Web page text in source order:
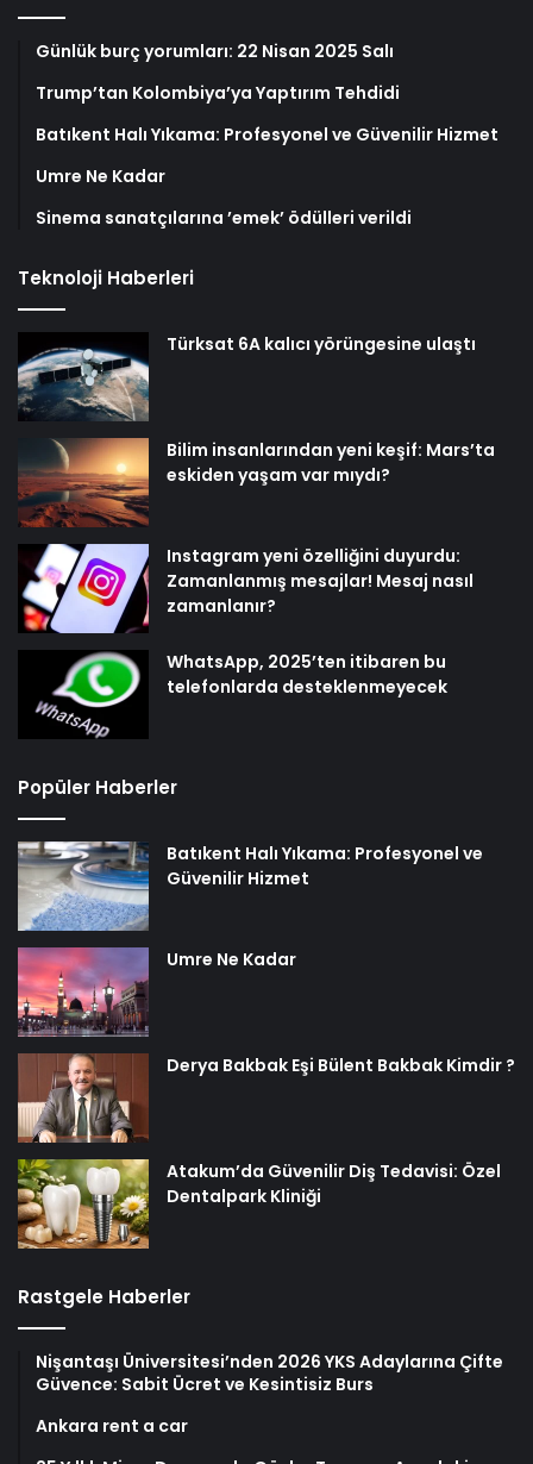
Günlük burç yorumları: 22 Nisan 2025 Salı
Trump’tan Kolombiya’ya Yaptırım Tehdidi
Batıkent Halı Yıkama: Profesyonel ve Güvenilir Hizmet
Umre Ne Kadar
Sinema sanatçılarına ’emek’ ödülleri verildi
Teknoloji Haberleri
Türksat 6A kalıcı yörüngesine ulaştı
Bilim insanlarından yeni keşif: Mars’ta
eskiden yaşam var mıydı?
Instagram yeni özelliğini duyurdu:
Zamanlanmış mesajlar! Mesaj nasıl
zamanlanır?
WhatsApp, 2025’ten itibaren bu
telefonlarda desteklenmeyecek
Popüler Haberler
Batıkent Halı Yıkama: Profesyonel ve
Güvenilir Hizmet
Umre Ne Kadar
Derya Bakbak Eşi Bülent Bakbak Kimdir ?
Atakum’da Güvenilir Diş Tedavisi: Özel
Dentalpark Kliniği
Rastgele Haberler
Nişantaşı Üniversitesi’nden 2026 YKS Adaylarına Çifte
Güvence: Sabit Ücret ve Kesintisiz Burs
Ankara rent a car